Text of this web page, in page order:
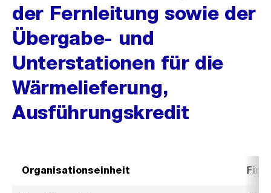
der Fernleitung sowie der
Übergabe- und
Unterstationen für die
Wärmelieferung,
Ausführungskredit
Organisationseinheit